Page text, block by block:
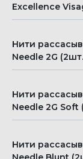
Excellence
Нити
Needle 2G
Нити
Needle 2G Soft
Нити